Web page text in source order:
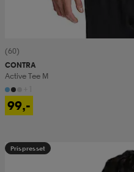
(60)
CONTRA
Active Tee M
99,-
Prispresset